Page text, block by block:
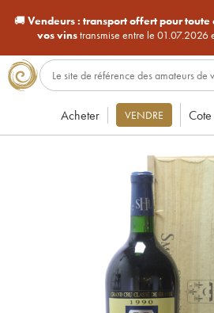
🚚Vendeurs : transport offert pour toute
vos vinstransmise entre le
Acheter VENDRE Cote